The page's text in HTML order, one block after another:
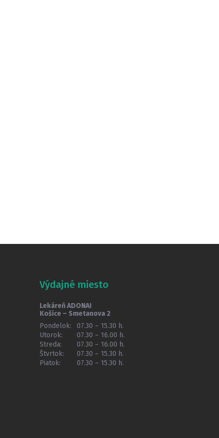
Výdajné miesto
Lekáreň ADONAI
Košice – Smetanova 2
Pondelok:
07.30 – 15.30 h.
Utorok:
07.30 – 16.00 h.
Streda:
07.30 – 16.00 h.
Štvrtok:
07.30 – 15.30 h.
Piatok:
07.30 – 15.30 h.